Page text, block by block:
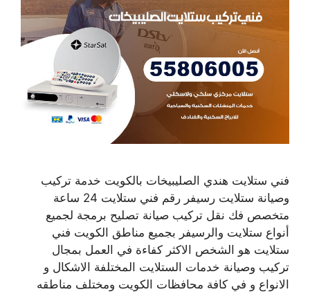
فني ستلايت هندي الصليبيخات بالكويت خدمة تركيب
وصيانة ستلايت رسيفر رقم فني ستلايت 24 ساعة
متخصص فك نقل تركيب صيانة تصليح برمجة لجميع
أنواع ستلايت والرسيفر بجميع مناطق الكويت فني
ستلايت هو الشخص الاكثر كفاءة في العمل بمجال
تركيب وصيانة خدمات الستلايت المختلفة الاشكال و
الانواع و في كافة محافظات الكويت ومختلف مناطقه